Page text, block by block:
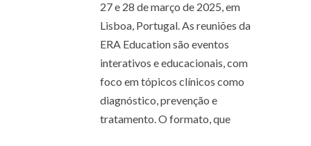
27 e 28 de março de 2025, em
Lisboa, Portugal. As reuniões da
ERA Education são eventos
interativos e educacionais, com
foco em tópicos clínicos como
diagnóstico, prevenção e
tratamento. O formato, que